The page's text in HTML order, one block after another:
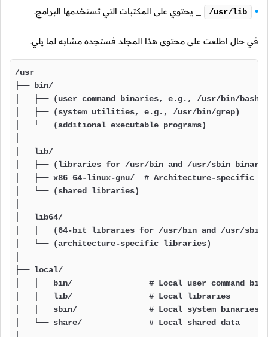
/usr/lib _ يحتوي على المكتبات التي تستخدمها البرامج.
في حال اطلعت على محتوى هذا المجلد فستجده مشابه لما يلي.
/usr
├── bin/
│   ├── (user command binaries, e.g., /usr/bin/bash)
│   ├── (system utilities, e.g., /usr/bin/grep)
│   └── (additional executable programs)
├── lib/
│   ├── (libraries for /usr/bin and /usr/sbin
│   ├── x86_64-linux-gnu/  # Architecture-specific
│   └── (shared libraries)
├── lib64/
│   ├── (64-bit libraries for /usr/bin and /usr/sbin
│   └── (architecture-specific libraries)
├── local/
│   ├── bin/                # Local user command
│   ├── lib/                # Local libraries
│   ├── sbin/               # Local system binaries
│   └── share/              # Local shared data